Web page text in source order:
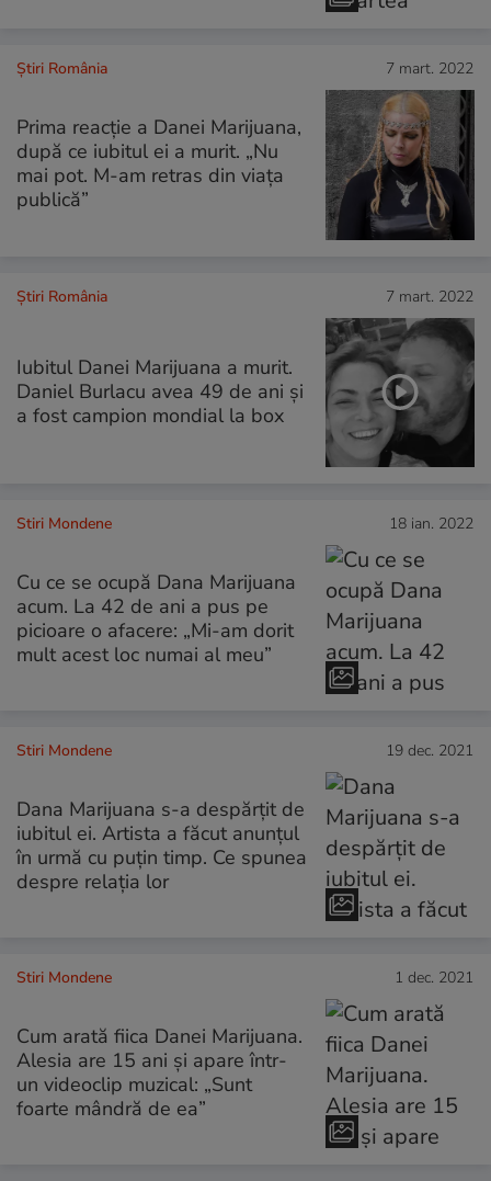
Știri România 7 mart. 2022
Prima reacție a Danei Marijuana,
după ce iubitul ei a murit. „Nu
mai pot. M-am retras din viața
publică”
Știri România 7 mart. 2022
Iubitul Danei Marijuana a murit.
Daniel Burlacu avea 49 de ani și
a fost campion mondial la box
Stiri Mondene 18 ian. 2022
Cu ce se ocupă Dana Marijuana
acum. La 42 de ani a pus pe
picioare o afacere: „Mi-am dorit
mult acest loc numai al meu”
Stiri Mondene 19 dec. 2021
Dana Marijuana s-a despărțit de
iubitul ei. Artista a făcut anunțul
în urmă cu puțin timp. Ce spunea
despre relația lor
Stiri Mondene 1 dec. 2021
Cum arată fiica Danei Marijuana.
Alesia are 15 ani și apare într-
un videoclip muzical: „Sunt
foarte mândră de ea”